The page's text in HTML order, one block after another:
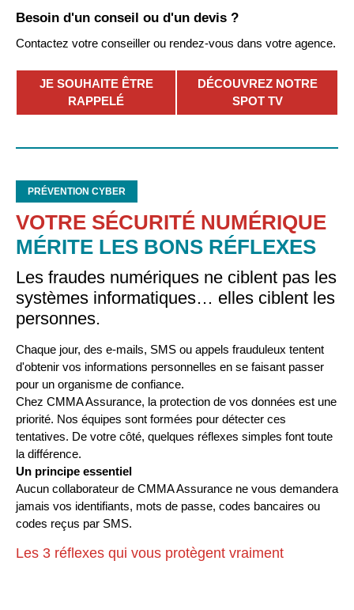
Besoin d'un conseil ou d'un devis ?
Contactez votre conseiller ou rendez-vous dans votre agence.
JE SOUHAITE ÊTRE
RAPPELÉ
DÉCOUVREZ NOTRE
SPOT TV
PRÉVENTION CYBER
VOTRE SÉCURITÉ NUMÉRIQUE
MÉRITE LES BONS RÉFLEXES
Les fraudes numériques ne ciblent pas les
systèmes informatiques… elles ciblent les
personnes.
Chaque jour, des e-mails, SMS ou appels frauduleux tentent
d'obtenir vos informations personnelles en se faisant passer
pour un organisme de confiance.
Chez CMMA Assurance, la protection de vos données est une
priorité. Nos équipes sont formées pour détecter ces
tentatives. De votre côté, quelques réflexes simples font toute
la différence.
Un principe essentiel
Aucun collaborateur de CMMA Assurance ne vous demandera
jamais vos identifiants, mots de passe, codes bancaires ou
codes reçus par SMS.
Les 3 réflexes qui vous protègent vraiment